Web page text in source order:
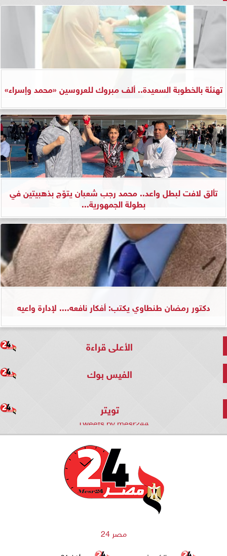
تهنئة بالخطوبة السعيدة.. ألف مبروك للعروسين «محمد وإسراء»
تألق لافت لبطل واعد.. محمد رجب شعبان يتوّج بذهبيتين في
بطولة الجمهورية...
دكتور رمضان طنطاوي يكتب: أفكار نافعه.... لإدارة واعيه
الأعلى قراءة
الفيس بوك
تويتر
Tweets by mesr244
مصر 24